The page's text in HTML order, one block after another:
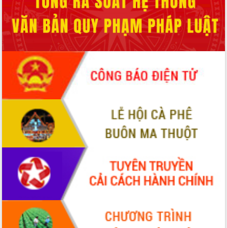
Xây dựng nông thôn mới: Nâng cao đời
sống người dân từ những mô hình thiết
thực
Quyết liệt tháo gỡ vướng mắc, đẩy
nhanh tiến độ các dự án trọng điểm
trong Khu kinh tế Nam Phú Yên
Hòn Yến phát triển du lịch gắn với bảo
tồn biển
Lấy ý kiến điều chỉnh Quy hoạch tỉnh
Đắk Lắk thời kỳ 2021-2030, tầm nhìn
đến năm 2050
Phát động chiến dịch 30 ngày đêm
giải phóng mặt bằng Tuyến đường bộ
ven biển
Đắk Lắk nỗ lực thúc đẩy tăng trưởng
kinh tế từ 10% trở lên trong Quý
II/2026
Đắk Lắk ký kết thỏa thuận hợp tác về
chuyển đổi số giai đoạn 2026 – 2030
với Tập đoàn Bưu chính Viễn thông
Việt Nam